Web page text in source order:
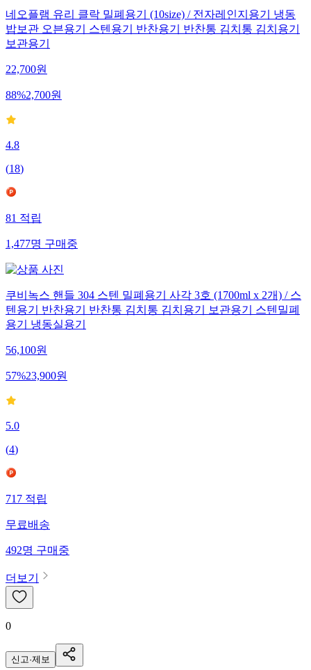
네오플램 유리 클락 밀폐용기 (10size) / 전자레인지용기 냉동
밥보관 오븐용기 스텐용기 반찬용기 반찬통 김치통 김치용기
보관용기
22,700원
88%2,700원
4.8
(18)
81 적립
1,477명 구매중
쿠비녹스 핸들 304 스텐 밀폐용기 사각 3호 (1700ml x 2개) / 스
텐용기 반찬용기 반찬통 김치통 김치용기 보관용기 스텐밀폐
용기 냉동실용기
56,100원
57%23,900원
5.0
(4)
717 적립
무료배송
492명 구매중
더보기
0
신고·제보